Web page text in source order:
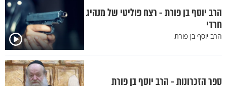
הרב יוסף בן פורת - רצח פוליטי של מנהיג
חרדי
הרב יוסף בן פורת
ספר הזכרונות - הרב יוסף בן פורת